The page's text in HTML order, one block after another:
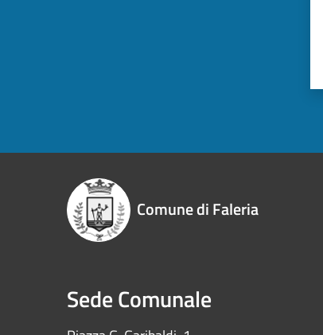
Comune di Faleria
Sede Comunale